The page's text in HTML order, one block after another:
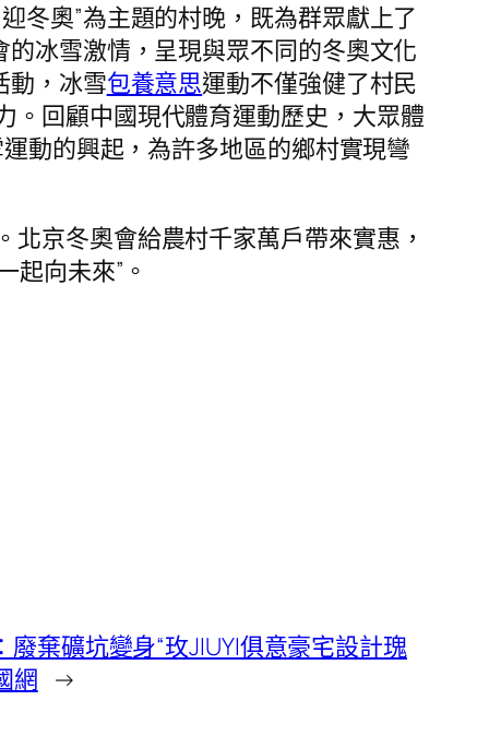
冬奧”為主題的村晚，既為群眾獻上了
冰雪激情，呈現與眾不同的冬奧文化
動，冰雪包養意思運動不僅強健了村民
。回顧中國現代體育運動歷史，大眾體
動的興起，為許多地區的鄉村實現彎
北京冬奧會給農村千家萬戶帶來實惠，
起向未來”。
廢棄礦坑變身“玫JIUYI俱意豪宅設計瑰
網 →